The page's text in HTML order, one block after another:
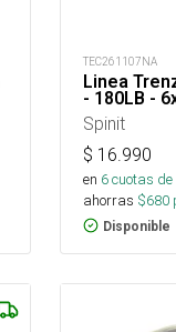
TEC261107NA
Linea
- 180LB -
Spinit
$ 16.990
en 6cuotas de
ahorras $680
Disponible